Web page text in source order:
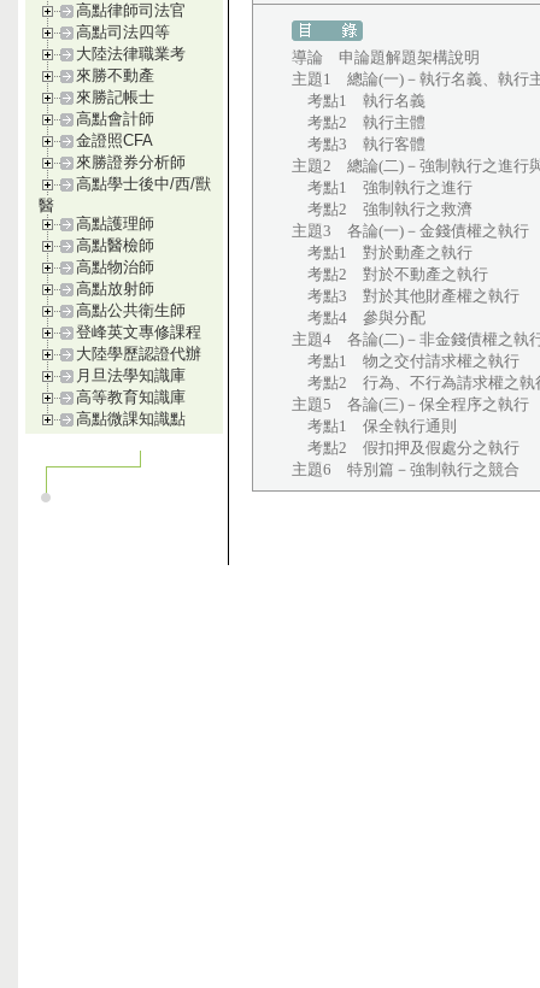
高點律師司法官
高點司法四等
大陸法律職業考
來勝不動產
來勝記帳士
高點會計師
金證照CFA
來勝證券分析師
高點學士後中/西/獸
醫
高點護理師
高點醫檢師
高點物治師
高點放射師
高點公共衛生師
登峰英文專修課程
大陸學歷認證代辦
月旦法學知識庫
高等教育知識庫
高點微課知識點
導論 申論題解題架構說明
主題1 總論(一)－執行名義、執行
考點1 執行名義
考點2 執行主體
考點3 執行客體
主題2 總論(二)－強制執行之進行
考點1 強制執行之進行
考點2 強制執行之救濟
主題3 各論(一)－金錢債權之執行
考點1 對於動產之執行
考點2 對於不動產之執行
考點3 對於其他財產權之執行
考點4 參與分配
主題4 各論(二)－非金錢債權之執
考點1 物之交付請求權之執行
考點2 行為、不行為請求權之執
主題5 各論(三)－保全程序之執行
考點1 保全執行通則
考點2 假扣押及假處分之執行
主題6 特別篇－強制執行之競合